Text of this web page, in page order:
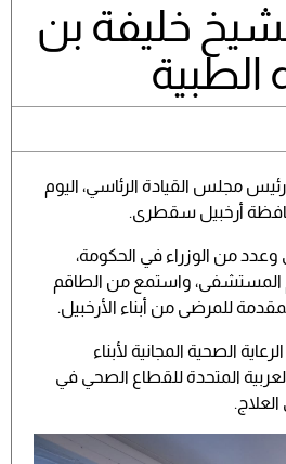
خليفة بن
مجلس القيادة الرئاسي، اليوم
أرخبيل سقطرى.
من الوزراء في الحكومة،
المستشفى، واستمع من الطاقم
للمرضى من أبناء الأرخبيل.
الصحية المجانية لأبناء
المتحدة للقطاع الصحي في